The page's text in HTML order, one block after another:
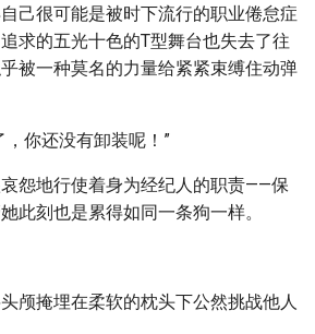
己很可能是被时下流行的职业倦怠症
求的五光十色的T型舞台也失去了往
被一种莫名的力量给紧紧束缚住动弹
你还没有卸装呢！”
怨地行使着身为经纪人的职责——保
此刻也是累得如同一条狗一样。
颅掩埋在柔软的枕头下公然挑战他人